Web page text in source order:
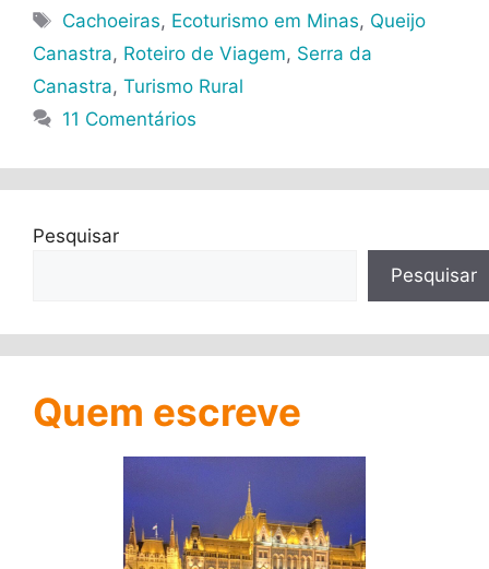
Tags
Cachoeiras, Ecoturismo em Minas, Queijo
Canastra, Roteiro de Viagem, Serra da
Canastra, Turismo Rural
11 Comentários
Pesquisar
Pesquisar
Quem escreve